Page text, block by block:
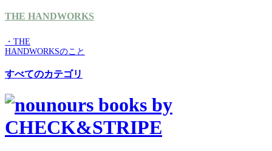
THE HANDWORKS
・THE
HANDWORKSのこと
すべてのカテゴリ